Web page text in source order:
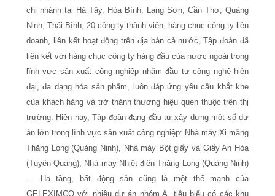
chi nhánh tại Hà Tây, Hòa Bình, Lạng Sơn, Cần Thơ, Quảng
Ninh, Thái Bình; 20 công ty thành viên, hàng chục công ty liên
doanh, liên kết hoạt động trên địa bàn cả nước, Tập đoàn đã
liên kết với hàng chục công ty hàng đầu của nước ngoài trong
lĩnh vực sản xuất công nghiệp nhằm đầu tư công nghệ hiện
đại, đa dạng hóa sản phẩm, luôn đáp ứng yêu cầu khắt khe
của khách hàng và trở thành thương hiệu quen thuộc trên thị
trường.
Hiện nay, Tập đoàn đang đầu tư xây dựng một số dự
án lớn trong lĩnh vực sản xuất công nghiệp: Nhà máy Xi măng
Thăng Long (Quảng Ninh), Nhà máy Bột giấy và Giấy An Hòa
(Tuyên Quang), Nhà máy Nhiệt điện Thăng Long (Quảng Ninh)
… Hạ tầng, bất động sản cũng là một thế mạnh của
GELEXIMCO với nhiều dự án nhóm A, tiêu biểu có các khu